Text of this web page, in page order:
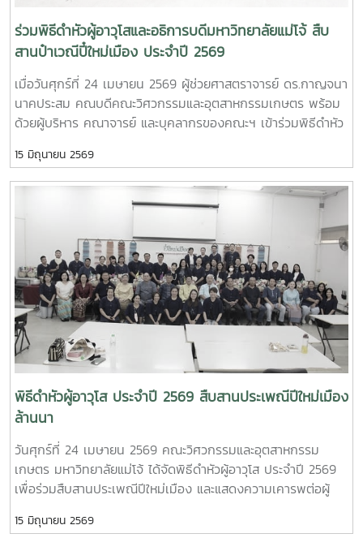
Engineering, Welfare Robots and Nursing Care Systems”
ซึ่งเกี่ยวข้องกับเทคโนโลยีหุ่นยนต์เพื่อการแพทย์ การดูแลผู้สูงอายุ
ออกแบบและพัฒนาหุ่นยนต์สำหรับภารกิจเฉพาะ เช่น การเกษตร
การช่วยเหลือผู้ประสบภัยและงานเสี่ยงอันตรายอื่นๆนอกจากนี้ ผู้
แทนจากหลักสูตรวิศวกรรมเกษตร วิศวกรรมอาหาร สาขาวิชา
ศาสตร์ ได้นำเสนอผลงานวิจัยเด่น รวมถึงหน่วยปฏิบัติการและห้อง
ปฏิบัติการเฉพาะทางของแต่ละหลักสูตร ก่อนนำเยี่ยมชมห้อง
ปฏิบัติการและหน่วยวิจัยต่าง ๆ ภายในคณะฯ เพื่อแลกเปลี่ยนองค์
อนาคตFaculty of Engineering and Agro-Industry, Maejo
University Welcomes Professor Ken’ichi Yano from Mie
University, Japan, for Academic Collaboration
Discussion and Student Exchange OpportunitiesOn
Wednesday, May 6, 2026, Asst. Prof. Dr. Kanjana
Narkprasom, Dean of the Faculty of Engineering and
Agro-Industry, Maejo University, together with faculty
administrators, lecturers, and representatives from the
Agricultural Engineering Program, Food Engineering
Program, Food Science Program, Graduate Programs, and
Faculty of Nursing, warmly welcomed Professor Ken’ichi
Yano from the Faculty of Engineering, Mie University,
Japan.Professor Ken’ichi Yano currently serves as
Assistant to the President for Early-Career Researcher
Development and Head of the Intelligent Robotics
ร่วมพิธีดำหัวผู้อาวุโสและอธิการบดีมหาวิทยาลัยแม่โจ้ สืบ
สานป๋าเวณีปี๋ใหม่เมือง ประจำปี 2569
เมื่อวันศุกร์ที่ 24 เมษายน 2569 ผู้ช่วยศาสตราจารย์ ดร.กาญจนา
นาคประสม คณบดีคณะวิศวกรรมและอุตสาหกรรมเกษตร พร้อม
ด้วยผู้บริหาร คณาจารย์ และบุคลากรของคณะฯ เข้าร่วมพิธีดำหัว
ป๋าเวณีปี๋ใหม่เมือง” ประจำปี 2569ในการนี้ คณะวิศวกรรมและ
อุตสาหกรรมเกษตรได้ร่วมตั้งแถวขบวนอย่างเป็นระเบียบ โดยมี ผู้
ช่วยศาสตราจารย์ ดร.ธีระพล เสนพันธุ์ เป็นผู้ถือป้ายประจำขบวน
สะท้อนถึงความพร้อมเพรียงและความเป็นหนึ่งเดียวของบุคลากร
ในคณะฯกิจกรรมดังกล่าวจัดขึ้นเพื่อสืบสานประเพณีปีใหม่เมือง
ของชาวล้านนา และเปิดโอกาสให้บุคลากรได้ร่วมแสดงความเคารพ
คารวะ และขอพรจากผู้อาวุโสและผู้บริหารมหาวิทยาลัย อันเป็นการ
ส่งเสริมคุณค่าทางวัฒนธรรมและความสัมพันธ์อันดีภายในองค์กร
ณ อาคารศูนย์กีฬาทศมิตรทรบพิตร มหาวิทยาลัยแม่โจ้ จังหวัด
เชียงใหม่นอกจากนี้ คณะวิศวกรรมและอุตสาหกรรมเกษตรยังได้
ส่งบุคลากรเข้าร่วมกิจกรรมภายในงาน อาทิ การประกวดลาบ
เมือง และการประกวดนวัตกรรมการแปรรูปผลิตผลทางการเกษตร
เป็นเครื่องดื่มด้วยภูมิปัญญาท้องถิ่น ซึ่งแสดงถึงศักยภาพและ
ความคิดสร้างสรรค์ของบุคลากรคณะฯ การเข้าร่วมกิจกรรมใน
วัฒนธรรมอันดีงามของบุคลากรคณะวิศวกรรมและอุตสาหกรรม
เกษตรอย่างต่อเนื่อง
15 มิถุนายน 2569
พิธีดำหัวผู้อาวุโส ประจำปี 2569 สืบสานประเพณีปีใหม่เมือง
ล้านนา
วันศุกร์ที่ 24 เมษายน 2569 คณะวิศวกรรมและอุตสาหกรรม
เกษตร มหาวิทยาลัยแม่โจ้ ได้จัดพิธีดำหัวผู้อาวุโส ประจำปี 2569
เพื่อร่วมสืบสานประเพณีปีใหม่เมือง และแสดงความเคารพต่อผู้
จาก รองศาสตราจารย์ ดร.เทพ พงษ์พานิช นายกสภา
15 มิถุนายน 2569